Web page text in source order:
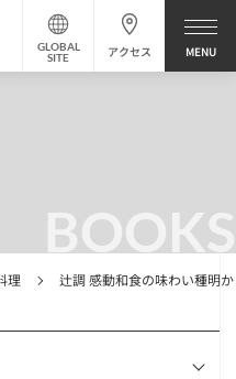
アクセス
GLOBAL
SITE
BOOKS
理 辻調 感動和食の味わい種明